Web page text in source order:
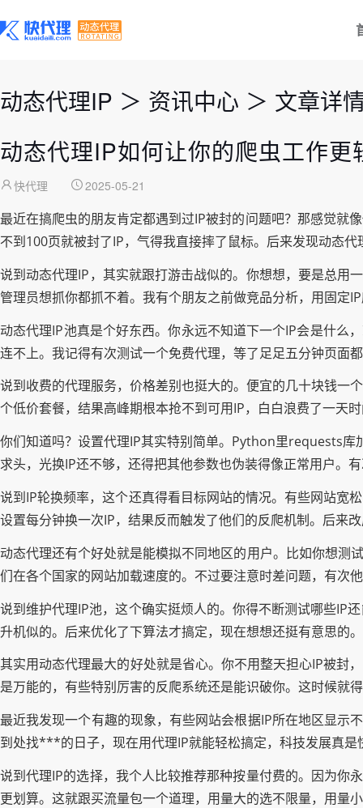
动态代理IP ＞ 资讯中心 ＞ 文章详
动态代理IP如何让你的爬虫工作更
快代理 2025-05-21
最近在搞爬虫的朋友肯定都遇到过IP被封的问题吧？那感觉就
不到100页就被封了IP，气得我直接摔了鼠标。后来发现动态
说到动态代理IP，其实就跟打游击战似的。你想想，要是总用
管理员想抓你都抓不着。我有个朋友之前做竞品分析，用固定
动态代理IP池真是个好东西。你永远不知道下一个IP会是什么
连不上。我记得有次测试一个免费代理，等了足足五分钟页面
说到收费的代理服务，价格差别也挺大的。便宜的几十块钱一
个低价套餐，结果高峰期根本抢不到可用IP，白白浪费了一天
你们知道吗？设置代理IP其实特别简单。Python里requests
求头，光换IP还不够，还得把其他参数也伪装得像正常用户。
说到IP轮换频率，这个还真得看目标网站的情况。有些网站宽
设置每分钟换一次IP，结果反而触发了他们的反爬机制。后来
动态代理还有个好处就是能模拟不同地区的用户。比如你想测
们在各个国家的网站加载速度的。不过要注意时差问题，有次
说到维护代理IP池，这个确实挺烦人的。你得不断测试哪些IP
升机似的。后来优化了下算法才搞定，现在想想还挺有意思的。
其实用动态代理最大的好处就是省心。你不用整天担心IP被封
是万能的，有些特别厉害的反爬系统还是能识破你。这时候就
最近我发现一个有趣的现象，有些网站会根据IP所在地区显示
到处找***的日子，现在用代理IP就能轻松搞定，科技发展真是
说到代理IP的选择，我个人比较推荐那种按量付费的。因为你
更划算。这就跟买流量包一个道理，用量大的选不限量，用量